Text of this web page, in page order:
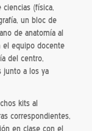
(física,
un bloc de
de anatomía al
el equipo docente
del centro,
junto a los ya
kits al
correspondientes,
en clase con el